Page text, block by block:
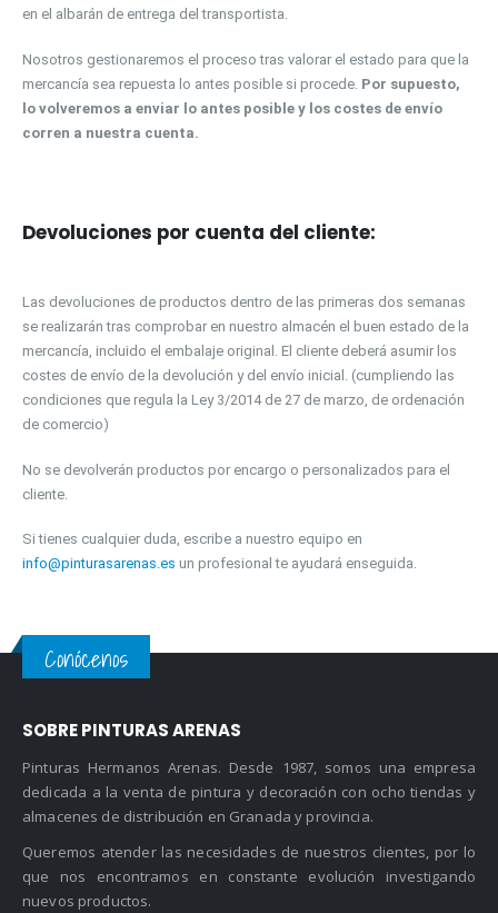
en el albarán de entrega del transportista.
Nosotros gestionaremos el proceso tras valorar el estado para que la
mercancía sea repuesta lo antes posible si procede. Por supuesto,
lo volveremos a enviar lo antes posible y los costes de envío
corren a nuestra cuenta.
Devoluciones por cuenta del cliente:
Las devoluciones de productos dentro de las primeras dos semanas
se realizarán tras comprobar en nuestro almacén el buen estado de la
mercancía, incluido el embalaje original. El cliente deberá asumir los
costes de envío de la devolución y del envío inicial. (cumpliendo las
condiciones que regula la Ley 3/2014 de 27 de marzo, de ordenación
de comercio)
No se devolverán productos por encargo o personalizados para el
cliente.
Si tienes cualquier duda, escribe a nuestro equipo en
info@pinturasarenas.es un profesional te ayudará enseguida.
Conócenos
SOBRE PINTURAS ARENAS
Pinturas Hermanos Arenas. Desde 1987, somos una empresa
dedicada a la venta de pintura y decoración con ocho tiendas y
almacenes de distribución en Granada y provincia.
Queremos atender las necesidades de nuestros clientes, por lo
que nos encontramos en constante evolución investigando
nuevos productos.